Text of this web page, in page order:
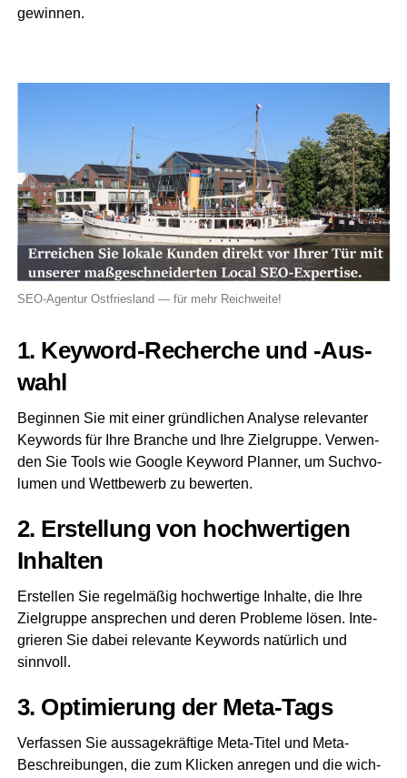
gewinnen.
SEO-Agen­tur Ost­fries­land — für mehr Reichweite!
1. Key­word-Recher­che und ‑Aus­
wahl
Begin­nen Sie mit einer gründ­li­chen Ana­ly­se rele­van­ter
Key­words für Ihre Bran­che und Ihre Ziel­grup­pe. Ver­wen­
den Sie Tools wie Goog­le Key­word Plan­ner, um Such­vo­
lu­men und Wett­be­werb zu bewerten.
2. Erstel­lung von hoch­wer­ti­gen
Inhalten
Erstel­len Sie regel­mä­ßig hoch­wer­ti­ge Inhal­te, die Ihre
Ziel­grup­pe anspre­chen und deren Pro­ble­me lösen. Inte­
grie­ren Sie dabei rele­van­te Key­words natür­lich und
sinnvoll.
3. Opti­mie­rung der Meta-Tags
Ver­fas­sen Sie aus­sa­ge­kräf­ti­ge Meta-Titel und Meta-
Beschrei­bun­gen, die zum Kli­cken anre­gen und die wich­